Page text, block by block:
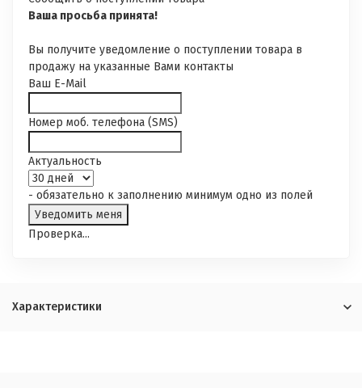
Ваша просьба принята!
Вы получите уведомление о поступлении товара в
продажу на указанные Вами контакты
Ваш E-Mail
Номер моб. телефона (SMS)
Актуальность
- обязательно к заполнению минимум одно из полей
Проверка...
Характеристики